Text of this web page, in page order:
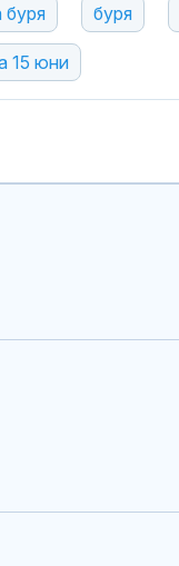
буря буря
15 юни